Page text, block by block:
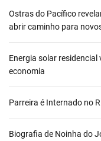
Ostras do Pacífico
abrir caminho para
Energia solar residencial
economia
Parreira é Internado no
Biografia de Noinha do